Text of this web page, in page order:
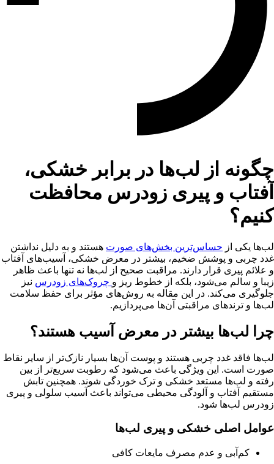
چگونه از لب‌ها در برابر خشکی،
آفتاب و پیری زودرس محافظت
کنیم؟
لب‌ها یکی از حساس‌ترین بخش‌های صورت هستند و به دلیل نداشتن
غدد چربی و پوشش ضخیم، بیشتر در معرض خشکی، آسیب‌های آفتاب
و علائم پیری قرار دارند. مراقبت صحیح از لب‌ها نه تنها باعث ظاهر
زیبا و سالم می‌شود، بلکه از خطوط ریز و چروک‌های زودرس نیز
جلوگیری می‌کند. در این مقاله به روش‌های مؤثر برای حفظ سلامت
لب‌ها و ترندهای مراقبتی آن‌ها می‌پردازیم.
چرا لب‌ها بیشتر در معرض آسیب هستند؟
لب‌ها فاقد غدد چربی هستند و پوست آن‌ها بسیار نازک‌تر از سایر نقاط
صورت است. این ویژگی باعث می‌شود که رطوبت سریع‌تر از بین
رفته و لب‌ها مستعد خشکی و ترک خوردگی شوند. همچنین تابش
مستقیم آفتاب و آلودگی محیطی می‌تواند باعث آسیب سلولی و پیری
زودرس لب‌ها شود.
عوامل اصلی خشکی و پیری لب‌ها
کم‌آبی و عدم مصرف مایعات کافی